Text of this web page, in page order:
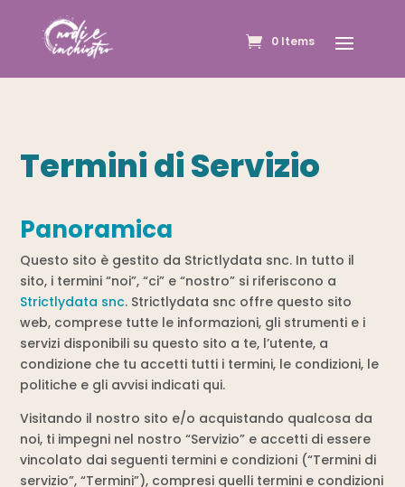
0 Items
Termini di Servizio
Panoramica
Questo sito è gestito da Strictlydata snc. In tutto il
sito, i termini “noi”, “ci” e “nostro” si riferiscono a
Strictlydata snc. Strictlydata snc offre questo sito
web, comprese tutte le informazioni, gli strumenti e i
servizi disponibili su questo sito a te, l’utente, a
condizione che tu accetti tutti i termini, le condizioni, le
politiche e gli avvisi indicati qui.
Visitando il nostro sito e/o acquistando qualcosa da
noi, ti impegni nel nostro “Servizio” e accetti di essere
vincolato dai seguenti termini e condizioni (“Termini di
servizio”, “Termini”), compresi quelli termini e condizioni